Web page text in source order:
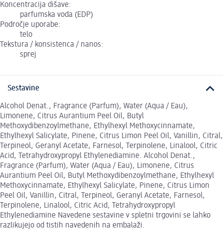
Koncentracija dišave:
parfumska voda (EDP)
Področje uporabe:
telo
Tekstura / konsistenca / nanos:
sprej
Sestavine
Alcohol Denat., Fragrance (Parfum), Water (Aqua / Eau),
Limonene, Citrus Aurantium Peel Oil, Butyl
Methoxydibenzoylmethane, Ethylhexyl Methoxycinnamate,
Ethylhexyl Salicylate, Pinene, Citrus Limon Peel Oil, Vanillin, Citral,
Terpineol, Geranyl Acetate, Farnesol, Terpinolene, Linalool, Citric
Acid, Tetrahydroxypropyl Ethylenediamine. Alcohol Denat.,
Fragrance (Parfum), Water (Aqua / Eau), Limonene, Citrus
Aurantium Peel Oil, Butyl Methoxydibenzoylmethane, Ethylhexyl
Methoxycinnamate, Ethylhexyl Salicylate, Pinene, Citrus Limon
Peel Oil, Vanillin, Citral, Terpineol, Geranyl Acetate, Farnesol,
Terpinolene, Linalool, Citric Acid, Tetrahydroxypropyl
Ethylenediamine Navedene sestavine v spletni trgovini se lahko
razlikujejo od tistih navedenih na embalaži.